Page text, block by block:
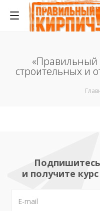
«Правильный
строительных и
и получите